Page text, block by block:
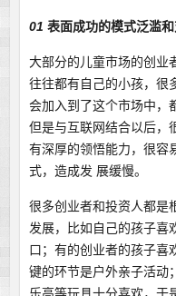
01 表面成功的模式泛滥
大部分的儿童市场的创业
往往都有自己的小孩，很
会加入到了这个市场中，
但是与互联网结合以后，
有深厚的领悟能力，很容
式，造成发 展缓慢。
很多创业者和投资人都是
发展，比如自己的孩子喜
口；有的创业者的孩子喜
键的环节是户外亲子活动